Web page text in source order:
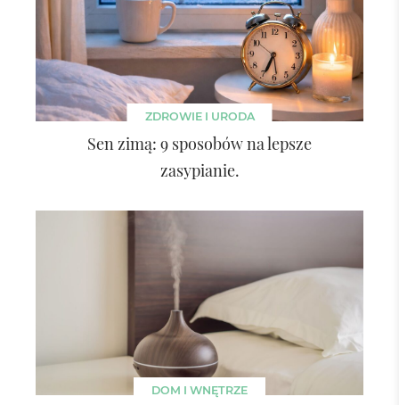
ZDROWIE I URODA
Sen zimą: 9 sposobów na lepsze
zasypianie.
DOM I WNĘTRZE